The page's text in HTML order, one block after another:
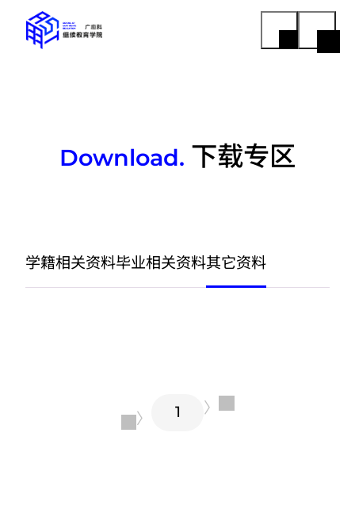
Download. 下载专区
学籍相关资料毕业相关资料其它资料
〈 1 〉